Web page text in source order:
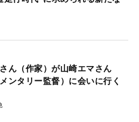
ん（作家）が山崎エマさん
メンタリー監督）に会いに行く